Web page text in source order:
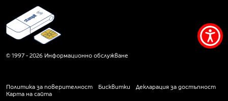
© 1997 - 2026 Информационно обслужване
Политика за поверителност Бисквитки
Декларация за достъпност
Карта на сайта